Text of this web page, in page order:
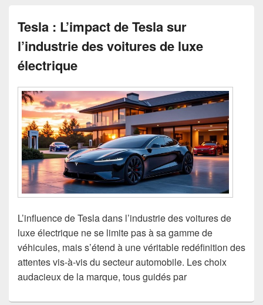
Tesla : L’impact de Tesla sur
l’industrie des voitures de luxe
électrique
L’influence de Tesla dans l’industrie des voitures de
luxe électrique ne se limite pas à sa gamme de
véhicules, mais s’étend à une véritable redéfinition des
attentes vis-à-vis du secteur automobile. Les choix
audacieux de la marque, tous guidés par